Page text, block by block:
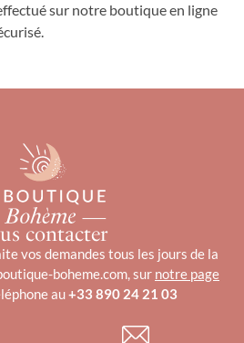
sur notre boutique en ligne
contacter
vos demandes tous les jours de la
boheme.com, sur notre page
au+33 890 24 21 03